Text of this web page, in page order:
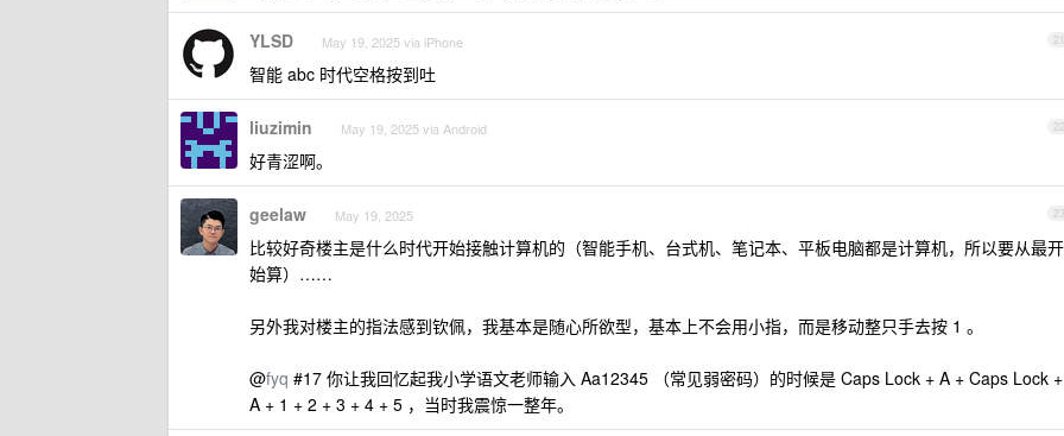
21
YLSD May 19, 2025 via iPhone
智能 abc 时代空格按到吐
22
liuzimin May 19, 2025 via Android
好青涩啊。
23
geelaw May 19, 2025
比较好奇楼主是什么时代开始接触计算机的（智能手机、台式机、笔记本、平板电脑都是计算机，所以要从最开
始算）……
另外我对楼主的指法感到钦佩，我基本是随心所欲型，基本上不会用小指，而是移动整只手去按 1 。
@fyq #17 你让我回忆起我小学语文老师输入 Aa12345 （常见弱密码）的时候是 Caps Lock + A + Caps Lock +
A + 1 + 2 + 3 + 4 + 5 ，当时我震惊一整年。